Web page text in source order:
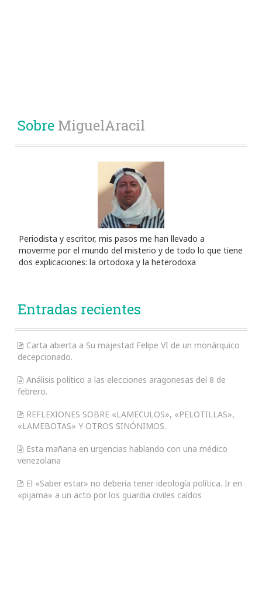
Sobre MiguelAracil
Periodista y escritor, mis pasos me han llevado a
moverme por el mundo del misterio y de todo lo que tiene
dos explicaciones: la ortodoxa y la heterodoxa
Entradas recientes
Carta abierta a Su majestad Felipe VI de un monárquico
decepcionado.
Análisis político a las elecciones aragonesas del 8 de
febrero.
REFLEXIONES SOBRE «LAMECULOS», «PELOTILLAS»,
«LAMEBOTAS» Y OTROS SINÓNIMOS.
Esta mañana en urgencias hablando con una médico
venezolana
El «Saber estar» no debería tener ideología política. Ir en
«pijama» a un acto por los guardia civiles caídos